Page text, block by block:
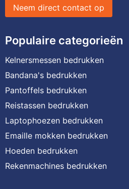
Neem direct contact op
Populaire categorieën
Kelnersmessen bedrukken
Bandana's bedrukken
Pantoffels bedrukken
Reistassen bedrukken
Laptophoezen bedrukken
Emaille mokken bedrukken
Hoeden bedrukken
Rekenmachines bedrukken